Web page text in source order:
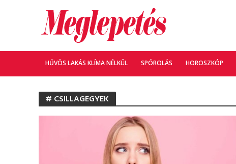
HŰVÖS LAKÁS KLÍMA NÉLKÜL SPÓROLÁS HOROSZKÓP
# CSILLAGEGYEK